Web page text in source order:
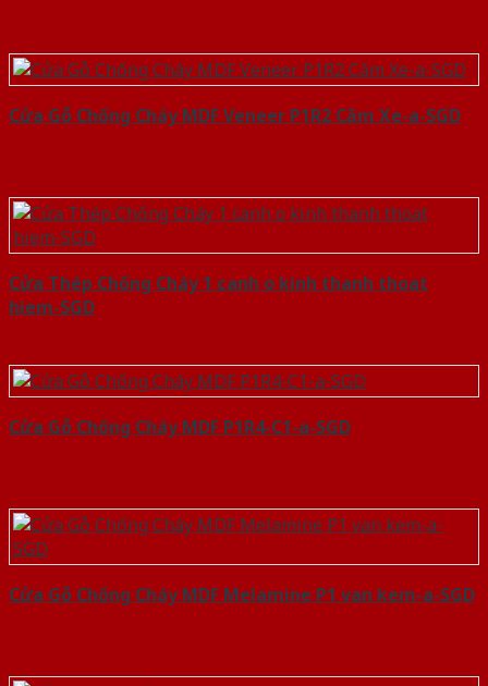
Cửa Gỗ Chống Cháy MDF Veneer P1R2 Căm Xe-a-SGD
Cửa Thép Chống Cháy 1 canh o kinh thanh thoat
hiem-SGD
Cửa Gỗ Chống Cháy MDF P1R4-C1-a-SGD
Cửa Gỗ Chống Cháy MDF Melamine P1 van kem-a-SGD